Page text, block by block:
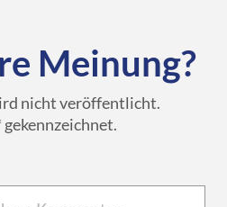
Meinung?
nicht veröffentlicht.